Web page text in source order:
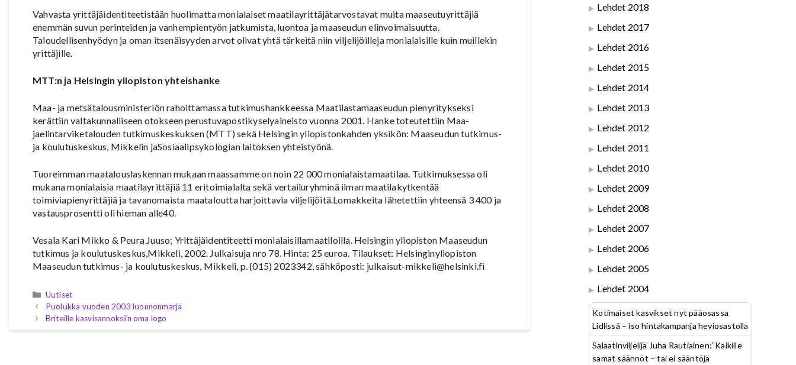
Vahvasta yrittäjäidentiteetistään huolimatta monialaiset maatilayrittäjätarvostavat muita maaseutuyrittäjiä
enemmän suvun perinteiden ja vanhempientyön jatkumista, luontoa ja maaseudun elinvoimaisuutta.
Taloudellisenhyödyn ja oman itsenäisyyden arvot olivat yhtä tärkeitä niin viljelijöilleja monialaisille kuin muillekin
yrittäjille.
MTT:n ja Helsingin yliopiston yhteishanke
Maa- ja metsätalousministeriön rahoittamassa tutkimushankkeessa Maatilastamaaseudun pienyritykseksi
kerättiin valtakunnalliseen otokseen perustuvapostikyselyaineisto vuonna 2001. Hanke toteutettiin Maa-
jaelintarviketalouden tutkimuskeskuksen (MTT) sekä Helsingin yliopistonkahden yksikön: Maaseudun tutkimus-
ja koulutuskeskus, Mikkelin jaSosiaalipsykologian laitoksen yhteistyönä.
Tuoreimman maatalouslaskennan mukaan maassamme on noin 22 000 monialaistamaatilaa. Tutkimuksessa oli
mukana monialaisia maatilayrittäjiä 11 eritoimialalta sekä vertailuryhminä ilman maatilakytkentää
toimiviapienyrittäjiä ja tavanomaista maataloutta harjoittavia viljelijöitä.Lomakkeita lähetettiin yhteensä 3 400 ja
vastausprosentti oli hieman alle40.
Vesala Kari Mikko & Peura Juuso; Yrittäjäidentiteetti monialaisillamaatiloilla. Helsingin yliopiston Maaseudun
tutkimus ja koulutuskeskus,Mikkeli, 2002. Julkaisuja nro 78. Hinta: 25 euroa. Tilaukset: Helsinginyliopiston
Maaseudun tutkimus- ja koulutuskeskus, Mikkeli, p. (015) 2023342, sähköposti: julkaisut-mikkeli@helsinki.fi
Kategoriat
Uutiset
Puolukka vuoden 2003 luonnonmarja
Briteille kasvisannoksiin oma logo
Lehdet 2018
Lehdet 2017
Lehdet 2016
Lehdet 2015
Lehdet 2014
Lehdet 2013
Lehdet 2012
Lehdet 2011
Lehdet 2010
Lehdet 2009
Lehdet 2008
Lehdet 2007
Lehdet 2006
Lehdet 2005
Lehdet 2004
Kotimaiset kasvikset nyt pääosassa
Lidlissä – iso hintakampanja heviosastolla
Salaatinviljelijä Juha Rautiainen:”Kaikille
samat säännöt – tai ei sääntöjä